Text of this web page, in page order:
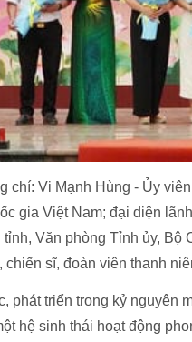
chí: Vi Mạnh Hùng - Ủy
gia Việt Nam; đại diện
Văn phòng Tỉnh ủy,
sĩ, đoàn viên thanh
phát triển trong kỷ nguyên
hệ sinh thái hoạt động